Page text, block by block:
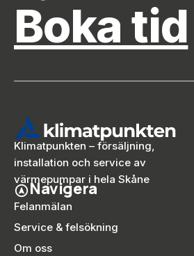
Boka tid
Klimatpunkten – försäljning,
installation och service av
värmepumpar i hela Skåne
Navigera
Felanmälan
Service & felsökning
Om oss